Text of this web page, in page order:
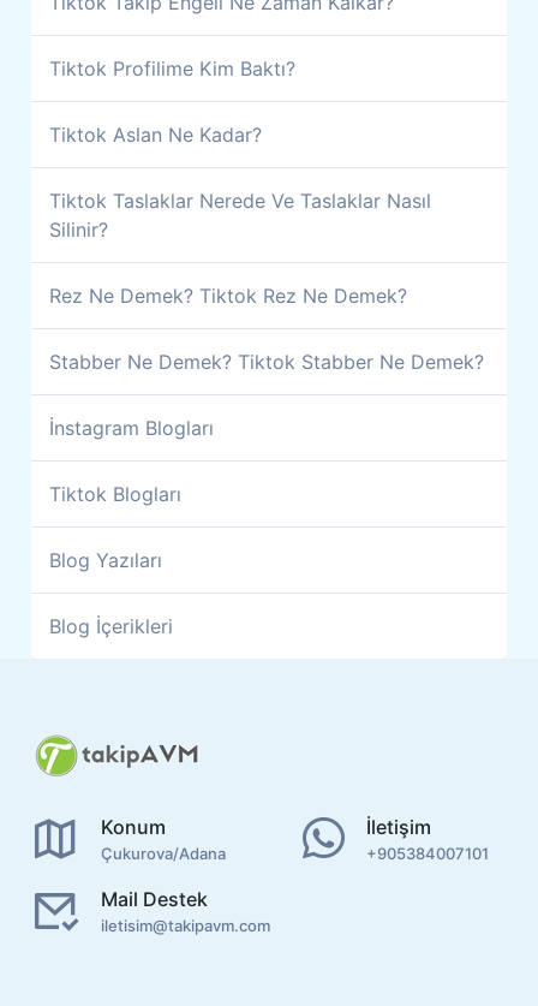
Tiktok Profilime Kim Baktı?
Tiktok Aslan Ne Kadar?
Tiktok Taslaklar Nerede Ve Taslaklar Nasıl
Silinir?
Rez Ne Demek? Tiktok Rez Ne Demek?
Stabber Ne Demek? Tiktok Stabber Ne Demek?
İnstagram Blogları
Tiktok Blogları
Blog Yazıları
Blog İçerikleri
Konum
Çukurova/Adana
İletişim
+905384007101
Mail Destek
iletisim@takipavm.com